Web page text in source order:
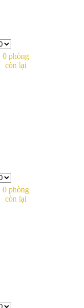
0 phòng
còn lại
0 phòng
còn lại